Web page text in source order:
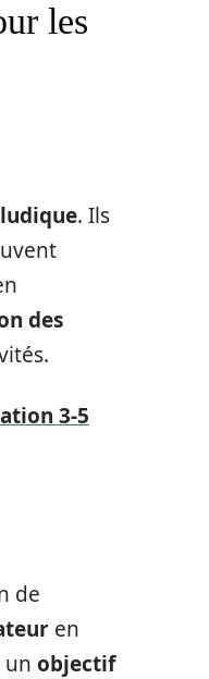
les
. Ils
des
3-5
de
en
un objectif